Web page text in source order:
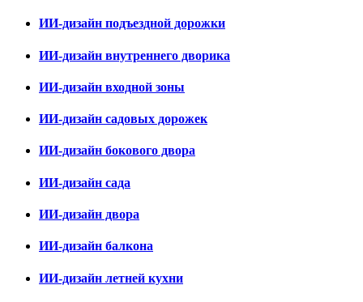
ИИ-дизайн подъездной дорожки
ИИ-дизайн внутреннего дворика
ИИ-дизайн входной зоны
ИИ-дизайн садовых дорожек
ИИ-дизайн бокового двора
ИИ-дизайн сада
ИИ-дизайн двора
ИИ-дизайн балкона
ИИ-дизайн летней кухни